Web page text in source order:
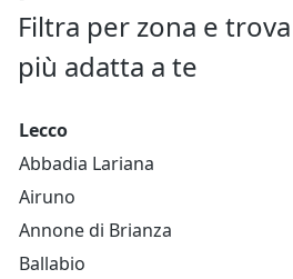
Filtra per zona e
più adatta a te
Lecco
Abbadia Lariana
Airuno
Annone di Brianza
Ballabio